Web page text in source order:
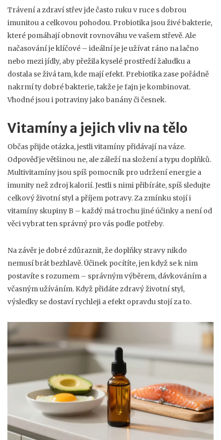
Trávení a zdraví střev jde často ruku v ruce s dobrou
imunitou a celkovou pohodou. Probiotika jsou živé bakterie,
které pomáhají obnovit rovnováhu ve vašem střevě. Ale
načasování je klíčové – ideální je je užívat ráno na lačno
nebo mezi jídly, aby přežila kyselé prostředí žaludku a
dostala se živá tam, kde mají efekt. Prebiotika zase pořádně
nakrmí ty dobré bakterie, takže je fajn je kombinovat.
Vhodné jsou i potraviny jako banány či česnek.
Vitamíny a jejich vliv na tělo
Občas přijde otázka, jestli vitamíny přidávají na váze.
Odpověď je většinou ne, ale záleží na složení a typu doplňků.
Multivitamíny jsou spíš pomocník pro udržení energie a
imunity než zdroj kalorií. Jestli s nimi přibíráte, spíš sledujte
celkový životní styl a příjem potravy. Za zmínku stojí i
vitamíny skupiny B – každý má trochu jiné účinky a není od
věci vybrat ten správný pro vás podle potřeby.
Na závěr je dobré zdůraznit, že doplňky stravy nikdo
nemusí brát bezhlavě. Účinek pocítíte, jen když se k nim
postavíte s rozumem – správným výběrem, dávkováním a
včasným užíváním. Když přidáte zdravý životní styl,
výsledky se dostaví rychleji a efekt opravdu stojí za to.